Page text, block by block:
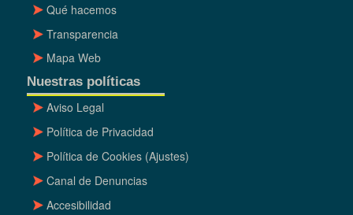
Qué hacemos
Transparencia
Mapa Web
Nuestras políticas
Aviso Legal
Política de Privacidad
Política de Cookies (Ajustes)
Canal de Denuncias
Accesibilidad